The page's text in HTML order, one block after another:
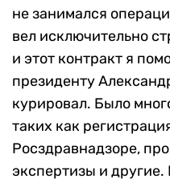
не занимался
вел исключительно
и этот контракт я
президенту
курировал. Было
таких как
Росздравнадзоре,
экспертизы и